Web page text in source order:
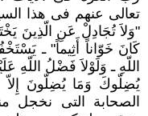
تعالى عنهم فى هذا
"وَلاَ تُجَادِلْ عَنِ الّذِينَ
كَانَ خَوّاناً أَثِيماً" ـ
اللّهِ ـ وَلَوْلاَ فَضْلُ
يُضِلّوكَ وَمَا يُضِلّونَ
الصحابة التى نخجل